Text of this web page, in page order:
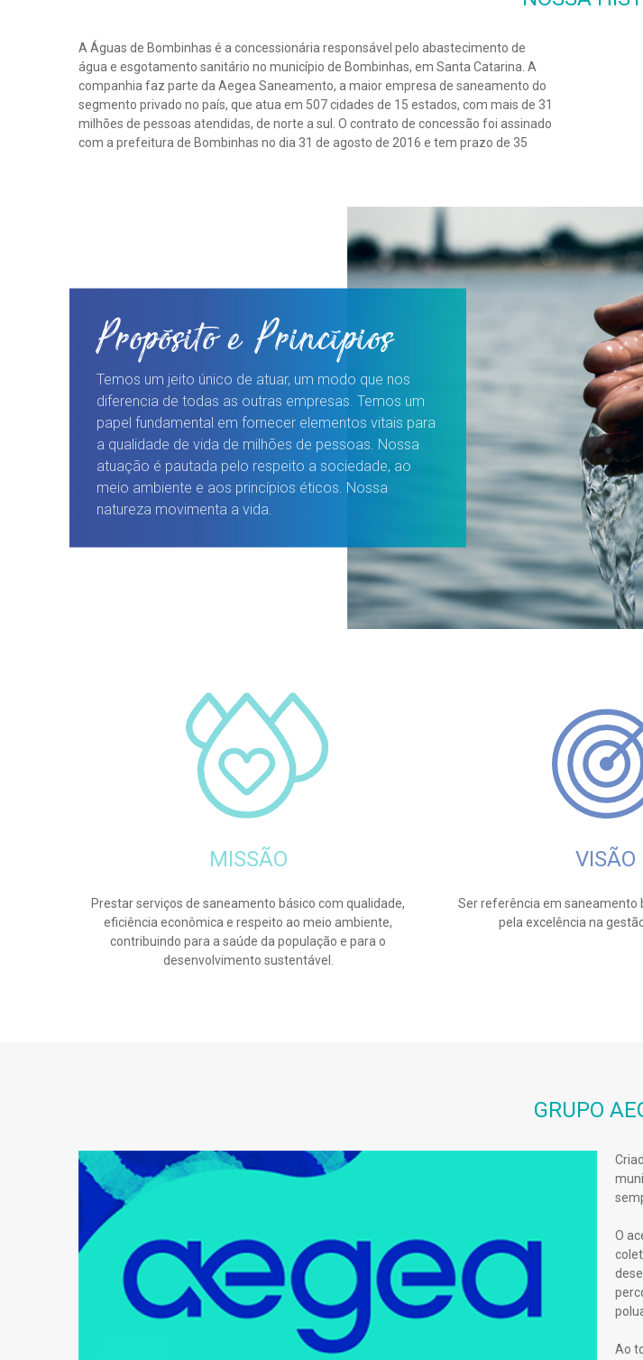
A Águas de Bombinhas é a concessionária responsável pelo abastecimento de
água e esgotamento sanitário no município de Bombinhas, em Santa Catarina. A
companhia faz parte da Aegea Saneamento, a maior empresa de saneamento do
segmento privado no país, que atua em 507 cidades de 15 estados, com mais de 31
milhões de pessoas atendidas, de norte a sul. O contrato de concessão foi assinado
com a prefeitura de Bombinhas no dia 31 de agosto de 2016 e tem prazo de 35
Propósito e Princípios
Temos um jeito único de atuar, um modo que nos
diferencia de todas as outras empresas. Temos um
papel fundamental em fornecer elementos vitais para
a qualidade de vida de milhões de pessoas. Nossa
atuação é pautada pelo respeito a sociedade, ao
meio ambiente e aos princípios éticos. Nossa
natureza movimenta a vida.
MISSÃO
Prestar serviços de saneamento básico com qualidade,
eficiência econômica e respeito ao meio ambiente,
contribuindo para a saúde da população e para o
desenvolvimento sustentável.
VISÃO
Ser referência em saneamento
pela excelência na
GRUPO
O
Ao